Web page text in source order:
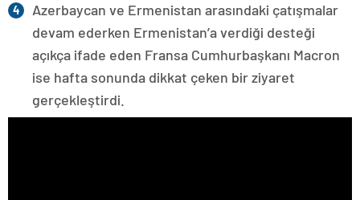
Azerbaycan ve Ermenistan arasındaki çatışmalar
devam ederken Ermenistan’a verdiği desteği
açıkça ifade eden Fransa Cumhurbaşkanı Macron
ise hafta sonunda dikkat çeken bir ziyaret
gerçekleştirdi.